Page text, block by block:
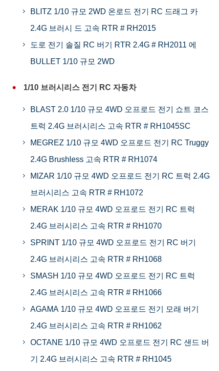
BLITZ 1/10 규모 2WD 온로드 전기 RC 드래그 카
2.4G 브러시 드 고속 RTR # RH2015
도로 전기 솔질 RC 버기 RTR 2.4G # RH2011 에
BULLET 1/10 규모 2WD
1/10 브러시리스 전기 RC 자동차
BLAST 2.0 1/10 규모 4WD 오프로드 전기 쇼트 코스
트럭 2.4G 브러시리스 고속 RTR # RH1045SC
MEGREZ 1/10 규모 4WD 오프로드 전기 RC Truggy
2.4G Brushless 고속 RTR # RH1074
MIZAR 1/10 규모 4WD 오프로드 전기 RC 트럭 2.4G
브러시리스 고속 RTR # RH1072
MERAK 1/10 규모 4WD 오프로드 전기 RC 트럭
2.4G 브러시리스 고속 RTR # RH1070
SPRINT 1/10 규모 4WD 오프로드 전기 RC 버기
2.4G 브러시리스 고속 RTR # RH1068
SMASH 1/10 규모 4WD 오프로드 전기 RC 트럭
2.4G 브러시리스 고속 RTR # RH1066
AGAMA 1/10 규모 4WD 오프로드 전기 모래 버기
2.4G 브러시리스 고속 RTR # RH1062
OCTANE 1/10 규모 4WD 오프로드 전기 RC 샌드 버
기 2.4G 브러시리스 고속 RTR # RH1045